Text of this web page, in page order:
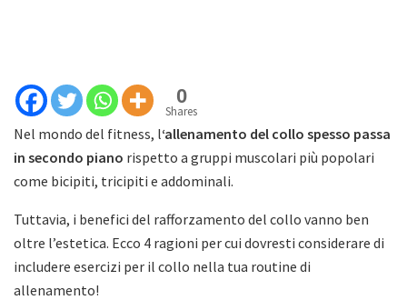
0
Shares
Nel mondo del fitness, l‘allenamento del collo spesso passa
in secondo piano rispetto a gruppi muscolari più popolari
come bicipiti, tricipiti e addominali.
Tuttavia, i benefici del rafforzamento del collo vanno ben
oltre l’estetica. Ecco 4 ragioni per cui dovresti considerare di
includere esercizi per il collo nella tua routine di
allenamento!